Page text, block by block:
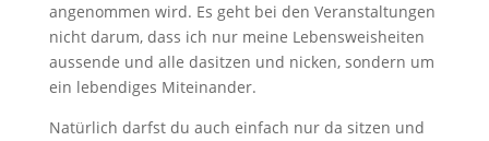
angenommen wird. Es geht bei den Veranstaltungen
nicht darum, dass ich nur meine Lebensweisheiten
aussende und alle dasitzen und nicken, sondern um
ein lebendiges Miteinander.
Natürlich darfst du auch einfach nur da sitzen und